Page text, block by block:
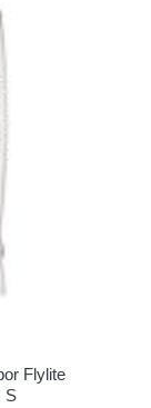
Flylite
S